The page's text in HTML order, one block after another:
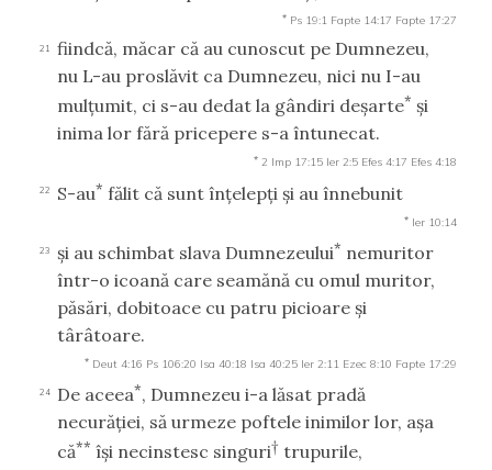
* Ps 19:1 Fapte 14:17 Fapte 17:27
21
fiindcă, măcar că au cunoscut pe Dumnezeu,
nu L-au proslăvit ca Dumnezeu, nici nu I-au
mulţumit, ci s-au dedat la gândiri deşarte* şi
inima lor fără pricepere s-a întunecat.
* 2 Imp 17:15 Ier 2:5 Efes 4:17 Efes 4:18
22 S-au* fălit că sunt înţelepţi şi au înnebunit
* Ier 10:14
23 şi au schimbat slava Dumnezeului* nemuritor
într-o icoană care seamănă cu omul muritor,
păsări, dobitoace cu patru picioare şi
târâtoare.
* Deut 4:16 Ps 106:20 Isa 40:18 Isa 40:25 Ier 2:11 Ezec 8:10 Fapte 17:29
24 De aceea*, Dumnezeu i-a lăsat pradă
necurăţiei, să urmeze poftele inimilor lor, aşa
că** îşi necinstesc singuri† trupurile,